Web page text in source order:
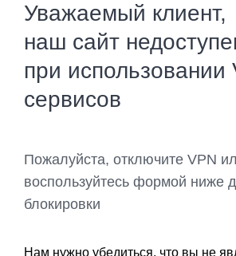
Уважаемый клиент,
наш сайт
при использовании
сервисов
Пожалуйста, отключите VPN
воспользуйтесь формой ниже
блокировки
Нам нужно убедиться, что вы не